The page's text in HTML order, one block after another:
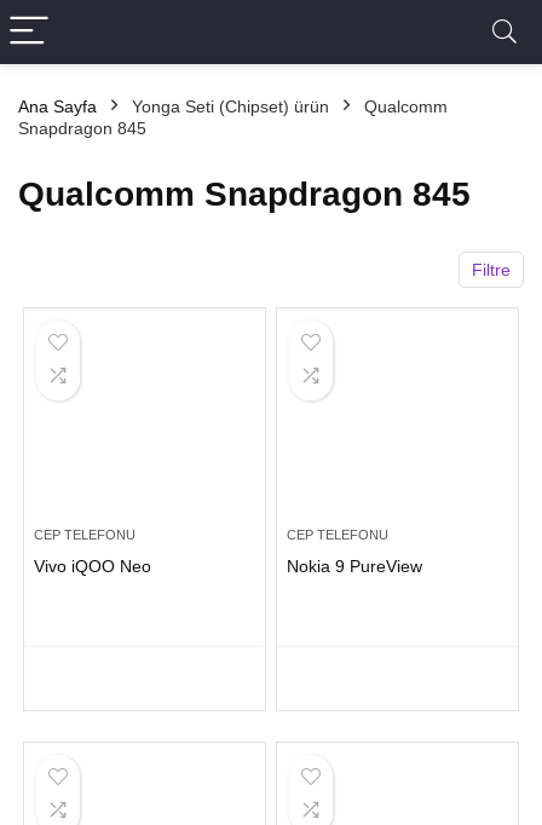
Ana Sayfa Yonga Seti (Chipset) ürün
Qualcomm
Snapdragon 845
Qualcomm Snapdragon 845
Filtre
CEP TELEFONU
Vivo iQOO Neo
CEP TELEFONU
Nokia 9 PureView